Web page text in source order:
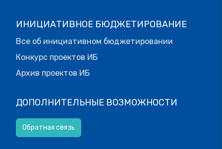
ИНИЦИАТИВНОЕ БЮДЖЕТИРОВАНИЕ
Все об инициативном бюджетировании
Конкурс проектов ИБ
Архив проектов ИБ
ДОПОЛНИТЕЛЬНЫЕ ВОЗМОЖНОСТИ
Обратная связь